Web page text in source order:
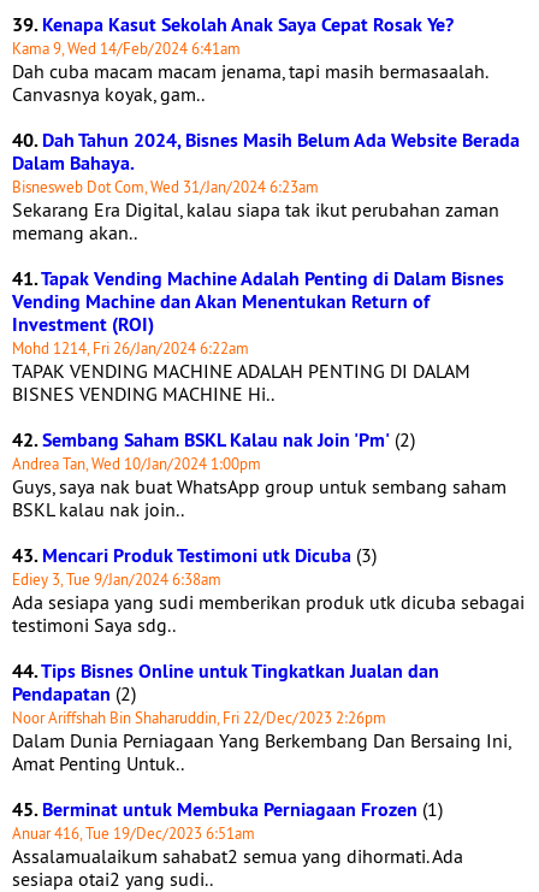
39.Kenapa Kasut Sekolah Anak Saya Cepat Rosak Ye?
Kama 9, Wed 14/Feb/2024 6:41am
Dah cuba macam macam jenama, tapi masih bermasaalah.
Canvasnya koyak, gam..
40.Dah Tahun 2024, Bisnes Masih Belum Ada Website Berada
Dalam Bahaya.
Bisnesweb Dot Com, Wed 31/Jan/2024 6:23am
Sekarang Era Digital, kalau siapa tak ikut perubahan zaman
memang akan..
41.Tapak Vending Machine Adalah Penting di Dalam Bisnes
Vending Machine dan Akan Menentukan Return of
Investment (ROI)
Mohd 1214, Fri 26/Jan/2024 6:22am
TAPAK VENDING MACHINE ADALAH PENTING DI DALAM
BISNES VENDING MACHINE Hi..
42.Sembang Saham BSKL Kalau nak Join 'Pm' (2)
Andrea Tan, Wed 10/Jan/2024 1:00pm
Guys, saya nak buat WhatsApp group untuk sembang saham
BSKL kalau nak join..
43.Mencari Produk Testimoni utk Dicuba (3)
Ediey 3, Tue 9/Jan/2024 6:38am
Ada sesiapa yang sudi memberikan produk utk dicuba sebagai
testimoni Saya sdg..
44.Tips Bisnes Online untuk Tingkatkan Jualan dan
Pendapatan (2)
Noor Ariffshah Bin Shaharuddin, Fri 22/Dec/2023 2:26pm
Dalam Dunia Perniagaan Yang Berkembang Dan Bersaing Ini,
Amat Penting Untuk..
45.Berminat untuk Membuka Perniagaan Frozen (1)
Anuar 416, Tue 19/Dec/2023 6:51am
Assalamualaikum sahabat2 semua yang dihormati. Ada
sesiapa otai2 yang sudi..